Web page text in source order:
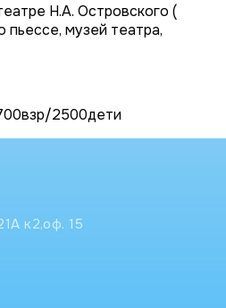
Н.А. Островского (
пьессе, музей театра,
2500дети
к2,оф. 15